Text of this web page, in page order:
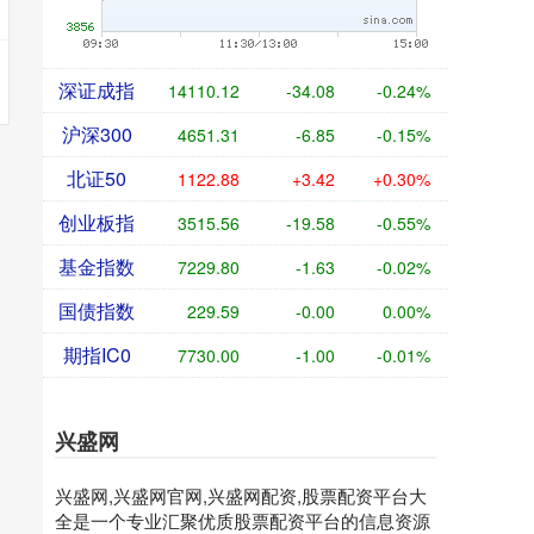
深证成指 14110.12 -34.08 -0.24%
沪深300 4651.31 -6.85 -0.15%
北证50 1122.88 +3.42 +0.30%
创业板指 3515.56 -19.58 -0.55%
基金指数 7229.80 -1.63 -0.02%
国债指数 229.59 -0.00 0.00%
期指IC0 7730.00 -1.00 -0.01%
兴盛网
兴盛网,兴盛网官网,兴盛网配资,股票配资平台大
全是一个专业汇聚优质股票配资平台的信息资源